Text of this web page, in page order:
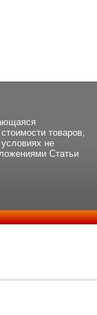
товаров,
не
Статьи